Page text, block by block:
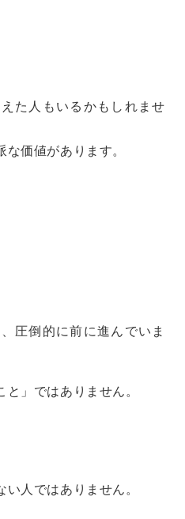
た人もいるかもしれませ
価値があります。
圧倒的に前に進んでいま
」ではありません。
人ではありません。